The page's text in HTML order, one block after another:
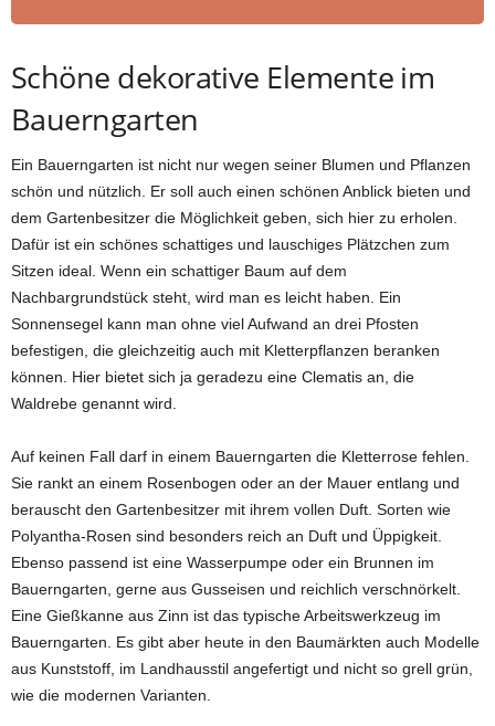
Schöne dekorative Elemente im
Bauerngarten
Ein Bauerngarten ist nicht nur wegen seiner Blumen und Pflanzen
schön und nützlich. Er soll auch einen schönen Anblick bieten und
dem Gartenbesitzer die Möglichkeit geben, sich hier zu erholen.
Dafür ist ein schönes schattiges und lauschiges Plätzchen zum
Sitzen ideal. Wenn ein schattiger Baum auf dem
Nachbargrundstück steht, wird man es leicht haben. Ein
Sonnensegel kann man ohne viel Aufwand an drei Pfosten
befestigen, die gleichzeitig auch mit Kletterpflanzen beranken
können. Hier bietet sich ja geradezu eine Clematis an, die
Waldrebe genannt wird.
Auf keinen Fall darf in einem Bauerngarten die Kletterrose fehlen.
Sie rankt an einem Rosenbogen oder an der Mauer entlang und
berauscht den Gartenbesitzer mit ihrem vollen Duft. Sorten wie
Polyantha-Rosen sind besonders reich an Duft und Üppigkeit.
Ebenso passend ist eine Wasserpumpe oder ein Brunnen im
Bauerngarten, gerne aus Gusseisen und reichlich verschnörkelt.
Eine Gießkanne aus Zinn ist das typische Arbeitswerkzeug im
Bauerngarten. Es gibt aber heute in den Baumärkten auch Modelle
aus Kunststoff, im Landhausstil angefertigt und nicht so grell grün,
wie die modernen Varianten.